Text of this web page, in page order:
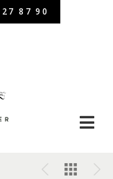
87 90